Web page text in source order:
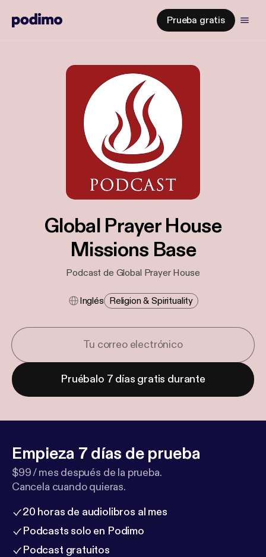
Prueba gratis
Global Prayer House
Missions Base
Podcast de Global Prayer House
Inglés Religion & Spirituality
Pruébalo 7 días gratis durante
Empieza 7 días de prueba
$99 / mes después de la prueba.
Cancela cuando quieras.
20 horas de audiolibros al mes
Podcasts solo en Podimo
Podcast gratuitos